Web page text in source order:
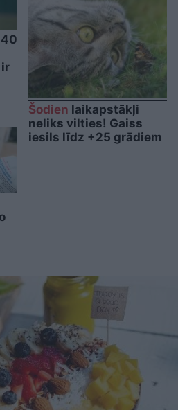
ir
Šodien laikapstākļi
neliks vilties! Gaiss
iesils līdz +25 grādiem